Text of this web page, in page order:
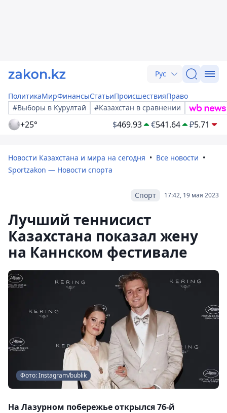
Рус
ПолитикаМирФинансыСтатьиПроисшествияПраво
#Выборы в Курултай
#Казахстан в сравнении
+25° $469.93 €541.64 ₽5.71
Новости Казахстана и мира на сегодня
Все новости
Sportzakon — Новости спорта
17:42, 19 мая 2023
Спорт
Лучший теннисист
Казахстана показал жену
на Каннском фестивале
Фото: Instagram/bublik
На Лазурном побережье открылся 76-й